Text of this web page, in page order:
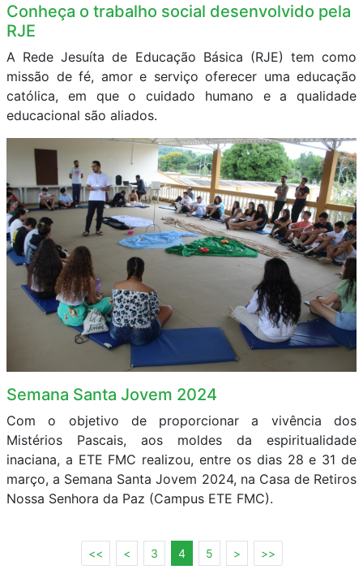
Conheça o trabalho social desenvolvido pela
RJE
A Rede Jesuíta de Educação Básica (RJE) tem como
missão de fé, amor e serviço oferecer uma educação
católica, em que o cuidado humano e a qualidade
educacional são aliados.
Semana Santa Jovem 2024
Com o objetivo de proporcionar a vivência dos
Mistérios Pascais, aos moldes da espiritualidade
inaciana, a ETE FMC realizou, entre os dias 28 e 31 de
março, a Semana Santa Jovem 2024, na Casa de Retiros
Nossa Senhora da Paz (Campus ETE FMC).
<< < 3 4 5 > >>